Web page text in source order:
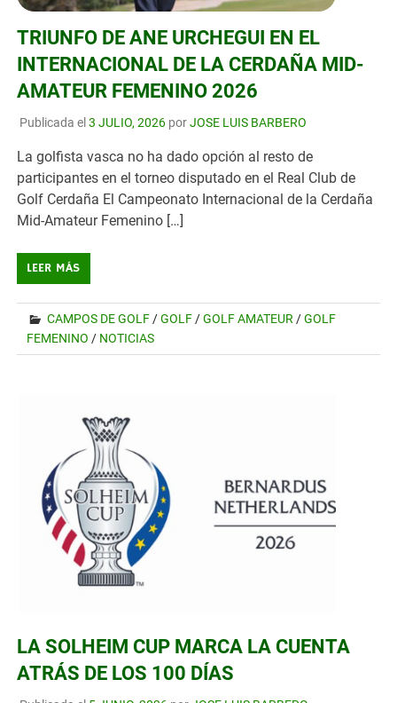
TRIUNFO DE ANE URCHEGUI EN EL
INTERNACIONAL DE LA CERDAÑA MID-
AMATEUR FEMENINO 2026
Publicada el 3 JULIO, 2026porJOSE LUIS BARBERO
La golfista vasca no ha dado opción al resto de
participantes en el torneo disputado en el Real Club de
Golf Cerdaña El Campeonato Internacional de la Cerdaña
Mid-Amateur Femenino […]
LEER MÁS
CAMPOS DE GOLF /GOLF /GOLF AMATEUR /GOLF
FEMENINO / NOTICIAS
LA SOLHEIM CUP MARCA LA CUENTA
ATRÁS DE LOS 100 DÍAS